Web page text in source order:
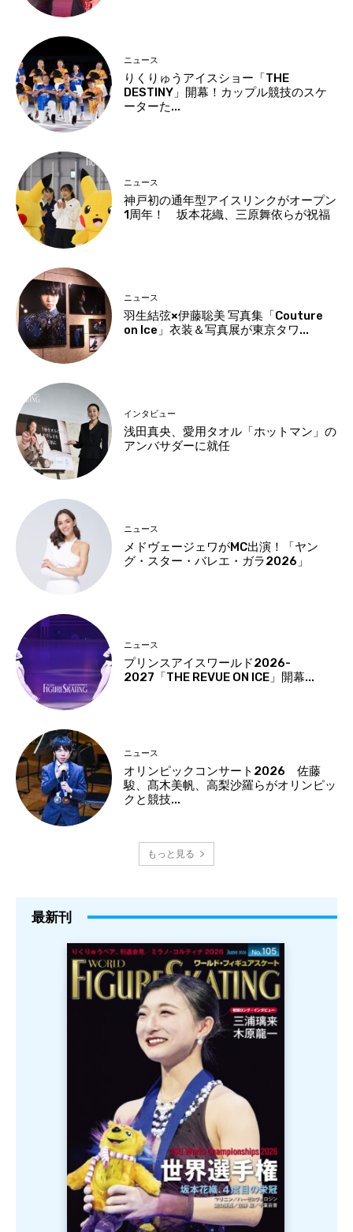
ニュース
りくりゅうアイスショー「THE
DESTINY」開幕！カップル競技のスケ
ーターた...
ニュース
神戸初の通年型アイスリンクがオープン
1周年！ 坂本花織、三原舞依らが祝福
ニュース
羽生結弦×伊藤聡美 写真集「Couture
on Ice」衣装＆写真展が東京タワ...
インタビュー
浅田真央、愛用タオル「ホットマン」の
アンバサダーに就任
ニュース
メドヴェージェワがMC出演！「ヤン
グ・スター・バレエ・ガラ2026」
ニュース
プリンスアイスワールド2026-
2027「THE REVUE ON ICE」開幕...
ニュース
オリンピックコンサート2026 佐藤
駿、髙木美帆、高梨沙羅らがオリンピッ
クと競技...
もっと見る
最新刊